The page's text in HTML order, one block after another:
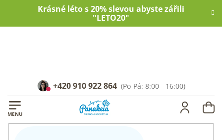
Krásné léto s 20% slevou abyste zářili
"LETO20"
+420 910 922 864